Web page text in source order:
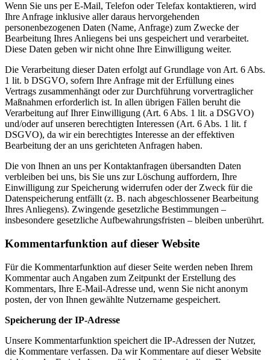
Wenn Sie uns per E-Mail, Telefon oder Telefax kontaktieren, wird
Ihre Anfrage inklusive aller daraus hervorgehenden
personenbezogenen Daten (Name, Anfrage) zum Zwecke der
Bearbeitung Ihres Anliegens bei uns gespeichert und verarbeitet.
Diese Daten geben wir nicht ohne Ihre Einwilligung weiter.
Die Verarbeitung dieser Daten erfolgt auf Grundlage von Art. 6 Abs.
1 lit. b DSGVO, sofern Ihre Anfrage mit der Erfüllung eines
Vertrags zusammenhängt oder zur Durchführung vorvertraglicher
Maßnahmen erforderlich ist. In allen übrigen Fällen beruht die
Verarbeitung auf Ihrer Einwilligung (Art. 6 Abs. 1 lit. a DSGVO)
und/oder auf unseren berechtigten Interessen (Art. 6 Abs. 1 lit. f
DSGVO), da wir ein berechtigtes Interesse an der effektiven
Bearbeitung der an uns gerichteten Anfragen haben.
Die von Ihnen an uns per Kontaktanfragen übersandten Daten
verbleiben bei uns, bis Sie uns zur Löschung auffordern, Ihre
Einwilligung zur Speicherung widerrufen oder der Zweck für die
Datenspeicherung entfällt (z. B. nach abgeschlossener Bearbeitung
Ihres Anliegens). Zwingende gesetzliche Bestimmungen –
insbesondere gesetzliche Aufbewahrungsfristen – bleiben unberührt.
Kommentarfunktion auf dieser Website
Für die Kommentarfunktion auf dieser Seite werden neben Ihrem
Kommentar auch Angaben zum Zeitpunkt der Erstellung des
Kommentars, Ihre E-Mail-Adresse und, wenn Sie nicht anonym
posten, der von Ihnen gewählte Nutzername gespeichert.
Speicherung der IP-Adresse
Unsere Kommentarfunktion speichert die IP-Adressen der Nutzer,
die Kommentare verfassen. Da wir Kommentare auf dieser Website